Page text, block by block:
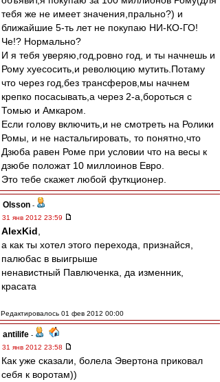
тебя же не имеет значения,прально?) и
ближайшие 5-ть лет не покупаю НИ-КО-ГО!
Че!? Нормально?
И я тебя уверяю,год,ровно год, и ты начнешь и
Рому хуесосить,и революцию мутить.Потаму
что через год,без трансферов,мы начнем
крепко посасывать,а через 2-а,бороться с
Томью и Амкаром.
Если голову включить,и не смотреть на Ролики
Ромы, и не настальгировать, то понятно,что
Дзюба равен Роме при условии что на весы к
дзюбе положат 10 миллоинов Евро.
Это тебе скажет любой футкционер.
Olsson -
31 янв 2012 23:59
AlexKid
а как ты хотел этого перехода, признайся,
палюбас в выигрыше
ненавистный Павлюченка, да изменник,
красата
Редактировалось 01 фев 2012 00:00
antilife -
31 янв 2012 23:58
Как уже сказали, болела Эвертона приковал
себя к воротам))